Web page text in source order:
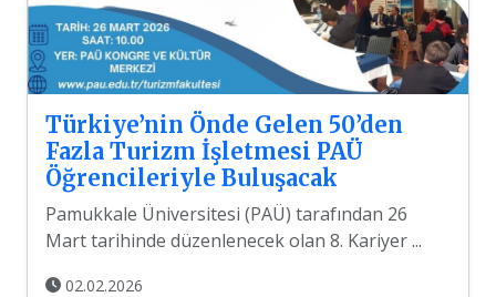
Türkiye’nin Önde Gelen 50’den
Fazla Turizm İşletmesi PAÜ
Öğrencileriyle Buluşacak
Pamukkale Üniversitesi (PAÜ) tarafından 26
Mart tarihinde düzenlenecek olan 8. Kariyer ...
02.02.2026